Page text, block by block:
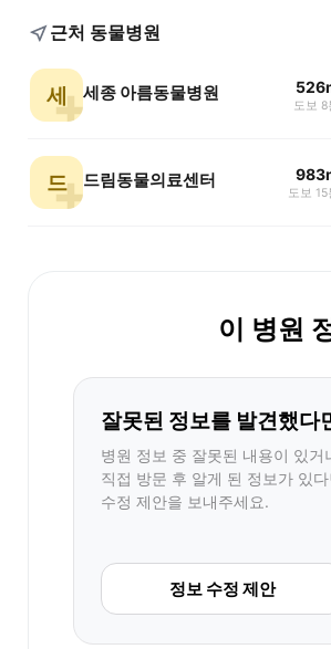
근처 동물병원
세 세종 아름동물병원
도보 8
드 드림동물의료센터
도보 15
이 병원
잘못된 정보를 발견했다
병원 정보 중 잘못된 내용이 있거
직접 방문 후 알게 된 정보가 있다
수정 제안을 보내주세요.
정보 수정 제안